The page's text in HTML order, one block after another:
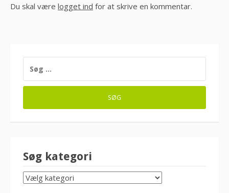
Du skal være logget ind for at skrive en kommentar.
EFTER:
Søg kategori
SØG
KATEGORI